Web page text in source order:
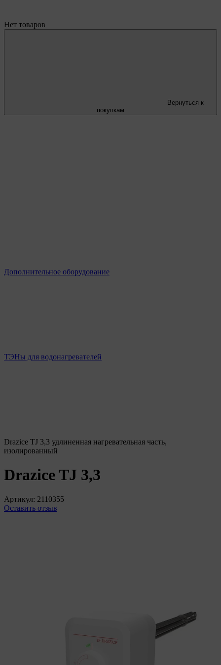
Нет товаров
Вернуться к
покупкам
Дополнительное оборудование
ТЭНы для водонагревателей
Drazice TJ 3,3 удлиненная нагревательная часть,
изолированный
Drazice TJ 3,3
Артикул: 2110355
Оставить отзыв